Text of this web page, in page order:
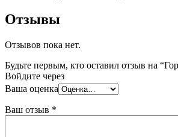
Отзывы
Отзывов пока нет.
Будьте первым, кто оставил отзыв на
Войдите через
Ваша оценка
Ваш отзыв *